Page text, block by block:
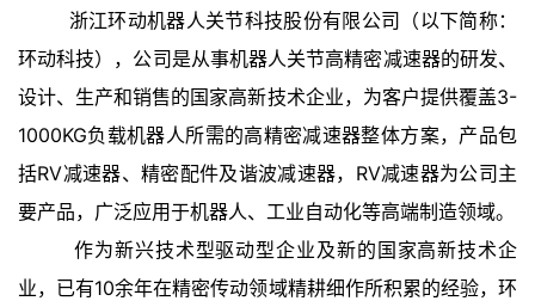
浙江环动机器人关节科技股份有限公司（以下简称：
环动科技），公司是从事机器人关节高精密减速器的研发、
设计、生产和销售的国家高新技术企业，为客户提供覆盖3-
1000KG负载机器人所需的高精密减速器整体方案，产品包
括RV减速器、精密配件及谐波减速器，RV减速器为公司主
要产品，广泛应用于机器人、工业自动化等高端制造领域。
作为新兴技术型驱动型企业及新的国家高新技术企
业，已有10余年在精密传动领域精耕细作所积累的经验，环